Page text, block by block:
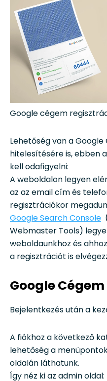
Google cégem
Lehetőség van a
hitelesítésére is, ebben
kell odafigyelni:
A weboldalon legyen
az az email cím és
regisztrációkor
Google Search Console
Webmaster Tools)
weboldaunkhoz és
a regisztrációt is
Google
Bejelentkezés után a
A fiókhoz a következő
lehetőség a
oldalán láthatunk.
Így néz ki az admin oldal: